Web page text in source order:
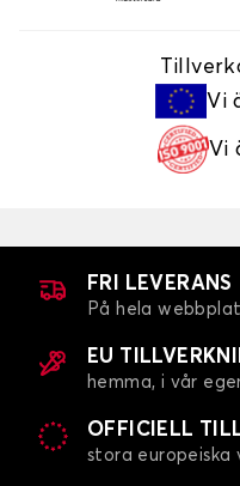
Vi
Vi
FRI LEVERANS
På hela
EU
hemma, i vår
OFFICIELL
stora europeiska